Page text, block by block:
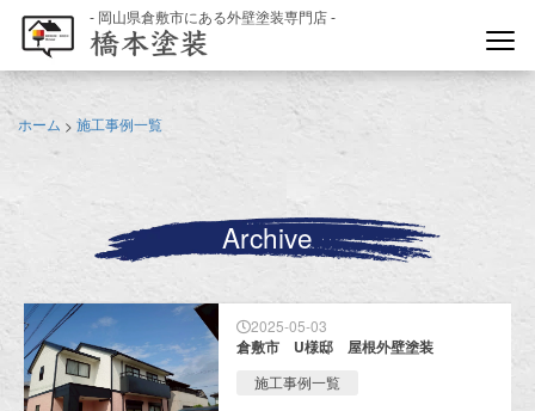
- 岡山県倉敷市にある外壁塗装専門店 -
ホーム > 施工事例一覧
Archive
2025-05-03
倉敷市 U様邸 屋根外壁塗装
施工事例一覧